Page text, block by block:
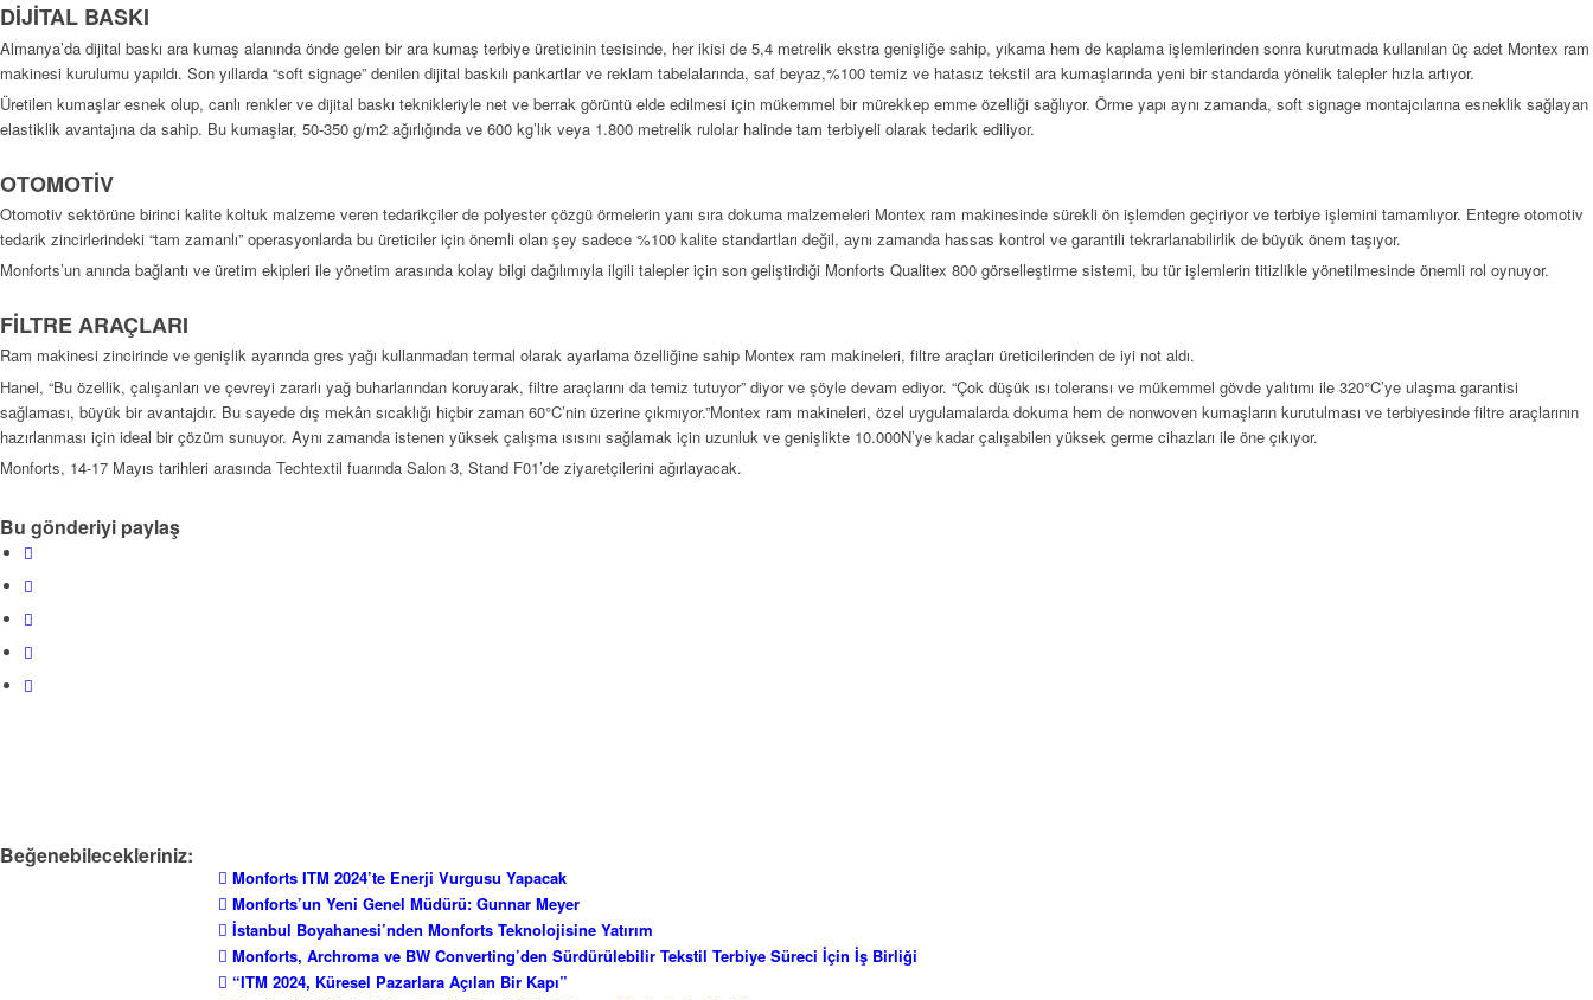
DİJİTAL BASKI
Almanya’da dijital baskı ara kumaş alanında önde gelen bir ara kumaş terbiye üreticinin tesisinde, her ikisi de 5,4 metrelik ekstra genişliğe sahip, yıkama hem de kaplama işlemlerinden sonra kurutmada kullanılan üç adet Montex ram
makinesi kurulumu yapıldı. Son yıllarda “soft signage” denilen dijital baskılı pankartlar ve reklam tabelalarında, saf beyaz,%100 temiz ve hatasız tekstil ara kumaşlarında yeni bir standarda yönelik talepler hızla artıyor.
Üretilen kumaşlar esnek olup, canlı renkler ve dijital baskı teknikleriyle net ve berrak görüntü elde edilmesi için mükemmel bir mürekkep emme özelliği sağlıyor. Örme yapı aynı zamanda, soft signage montajcılarına esneklik sağlayan
elastiklik avantajına da sahip. Bu kumaşlar, 50-350 g/m2 ağırlığında ve 600 kg’lık veya 1.800 metrelik rulolar halinde tam terbiyeli olarak tedarik ediliyor.
OTOMOTİV
Otomotiv sektörüne birinci kalite koltuk malzeme veren tedarikçiler de polyester çözgü örmelerin yanı sıra dokuma malzemeleri Montex ram makinesinde sürekli ön işlemden geçiriyor ve terbiye işlemini tamamlıyor. Entegre otomotiv
tedarik zincirlerindeki “tam zamanlı” operasyonlarda bu üreticiler için önemli olan şey sadece %100 kalite standartları değil, aynı zamanda hassas kontrol ve garantili tekrarlanabilirlik de büyük önem taşıyor.
Monforts’un anında bağlantı ve üretim ekipleri ile yönetim arasında kolay bilgi dağılımıyla ilgili talepler için son geliştirdiği Monforts Qualitex 800 görselleştirme sistemi, bu tür işlemlerin titizlikle yönetilmesinde önemli rol oynuyor.
FİLTRE ARAÇLARI
Ram makinesi zincirinde ve genişlik ayarında gres yağı kullanmadan termal olarak ayarlama özelliğine sahip Montex ram makineleri, filtre araçları üreticilerinden de iyi not aldı.
Hanel, “Bu özellik, çalışanları ve çevreyi zararlı yağ buharlarından koruyarak, filtre araçlarını da temiz tutuyor” diyor ve şöyle devam ediyor. “Çok düşük ısı toleransı ve mükemmel gövde yalıtımı ile 320°C’ye ulaşma garantisi
sağlaması, büyük bir avantajdır. Bu sayede dış mekân sıcaklığı hiçbir zaman 60°C’nin üzerine çıkmıyor.”Montex ram makineleri, özel uygulamalarda dokuma hem de nonwoven kumaşların kurutulması ve terbiyesinde filtre araçlarının
hazırlanması için ideal bir çözüm sunuyor. Aynı zamanda istenen yüksek çalışma ısısını sağlamak için uzunluk ve genişlikte 10.000N’ye kadar çalışabilen yüksek germe cihazları ile öne çıkıyor.
Monforts, 14-17 Mayıs tarihleri arasında Techtextil fuarında Salon 3, Stand F01’de ziyaretçilerini ağırlayacak.
Bu gönderiyi paylaş
Beğenebilecekleriniz:
Monforts ITM 2024’te Enerji Vurgusu Yapacak
Monforts’un Yeni Genel Müdürü: Gunnar Meyer
İstanbul Boyahanesi’nden Monforts Teknolojisine Yatırım
Monforts, Archroma ve BW Converting’den Sürdürülebilir Tekstil Terbiye Süreci İçin İş Birliği
“ITM 2024, Küresel Pazarlara Açılan Bir Kapı”